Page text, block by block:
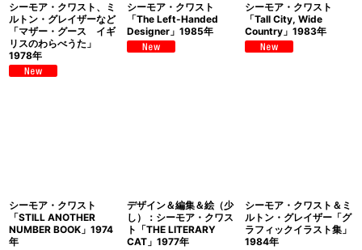
シーモア・クワスト、ミ
ルトン・グレイザーなど
「マザー・グース イギ
リスのわらべうた」
1978年
シーモア・クワスト
「The Left-Handed
Designer」1985年
シーモア・クワスト
「Tall City, Wide
Country」1983年
シーモア・クワスト
「STILL ANOTHER
NUMBER BOOK」1974
年
デザイン＆編集＆絵（少
し）：シーモア・クワス
ト「THE LITERARY
CAT」1977年
シーモア・クワスト＆ミ
ルトン・グレイザー「グ
ラフィックイラスト集」
1984年